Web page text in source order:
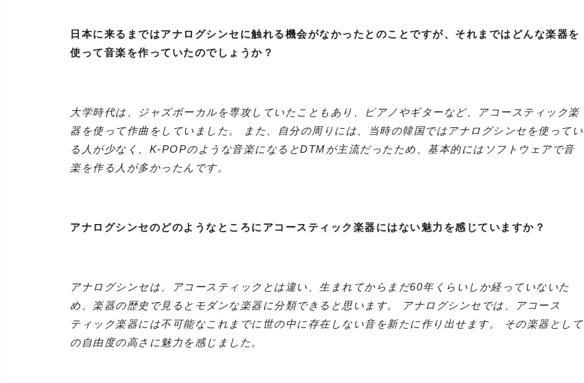
日本に来るまではアナログシンセに触れる機会がなかったとのことですが、それまではどんな楽器を
使って音楽を作っていたのでしょうか？
大学時代は、ジャズボーカルを専攻していたこともあり、ピアノやギターなど、アコースティック楽
器を使って作曲をしていました。 また、自分の周りには、当時の韓国ではアナログシンセを使ってい
る人が少なく、K-POPのような音楽になるとDTMが主流だったため、基本的にはソフトウェアで音
楽を作る人が多かったんです。
アナログシンセのどのようなところにアコースティック楽器にはない魅力を感じていますか？
アナログシンセは、アコースティックとは違い、生まれてからまだ60年くらいしか経っていないた
め、楽器の歴史で見るとモダンな楽器に分類できると思います。 アナログシンセでは、アコース
ティック楽器には不可能なこれまでに世の中に存在しない音を新たに作り出せます。 その楽器として
の自由度の高さに魅力を感じました。